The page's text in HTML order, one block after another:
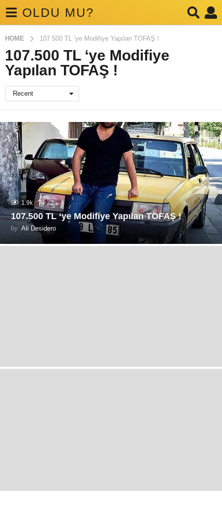
OLDU MU?
HOME 107.500 TL ‘ye Modifiye Yapılan TOFAŞ !
107.500 TL ‘ye Modifiye
Yapılan TOFAŞ !
Recent
1.9k -2
107.500 TL ‘ye Modifiye Yapılan TOFAŞ !
by Ali Desidero